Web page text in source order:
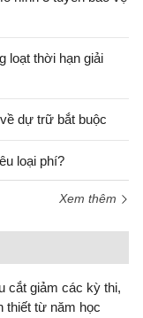
loạt thời hạn giải
dự trữ bắt buộc
loại phí?
Xem thêm
cắt giảm các kỳ thi,
thiết từ năm học